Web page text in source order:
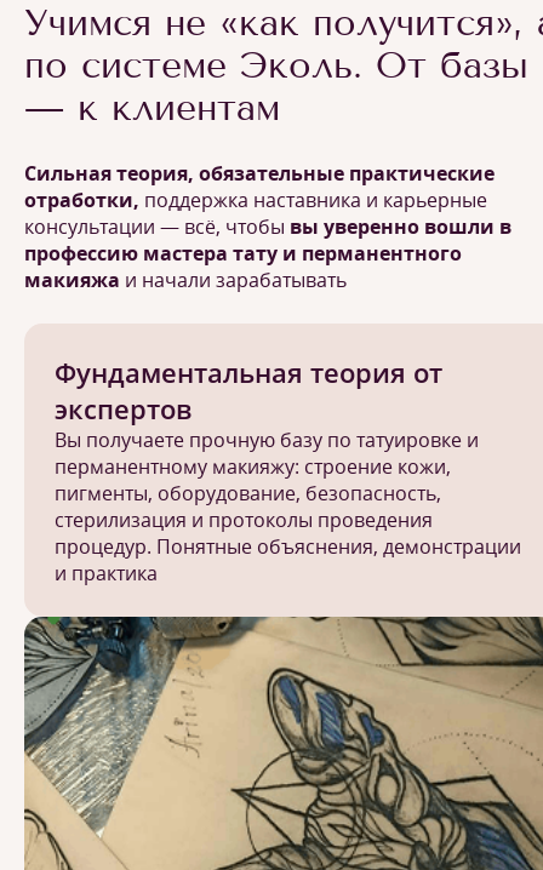
Учимся не «как получится»,
по системе Эколь. От базы
— к клиентам
Сильная теория, обязательные практические
отработки, поддержка наставника и карьерные
консультации — всё, чтобы вы уверенно вошли в
профессию мастера тату и перманентного
макияжа и начали зарабатывать
Фундаментальная теория от
экспертов
Вы получаете прочную базу по татуировке и
перманентному макияжу: строение кожи,
пигменты, оборудование, безопасность,
стерилизация и протоколы проведения
процедур. Понятные объяснения, демонстрации
и практика